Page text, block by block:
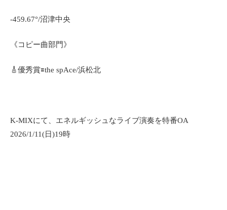
-459.67°/沼津中央
《コピー曲部門》
🎸優秀賞🟰the spAce/浜松北
K-MIXにて、エネルギッシュなライブ演奏を特番OA
2026/1/11(日)19時